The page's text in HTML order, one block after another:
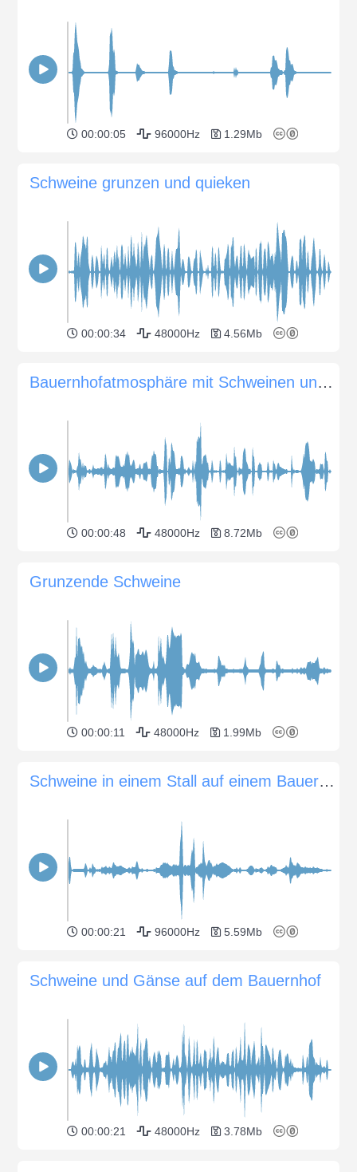
00:00:05 96000Hz 1.29Mb
Schweine grunzen und quieken
00:00:34 48000Hz 4.56Mb
Bauernhofatmosphäre mit Schweinen und einem Hahn
00:00:48 48000Hz 8.72Mb
Grunzende Schweine
00:00:11 48000Hz 1.99Mb
Schweine in einem Stall auf einem Bauernhof
00:00:21 96000Hz 5.59Mb
Schweine und Gänse auf dem Bauernhof
00:00:21 48000Hz 3.78Mb